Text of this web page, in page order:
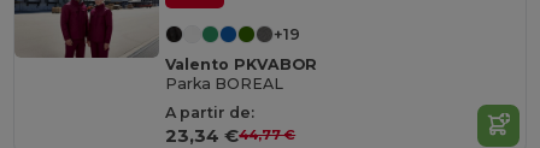
+19
Valento PKVABOR
Parka BOREAL
A partir de:
23,34 €44,77 €